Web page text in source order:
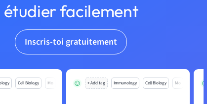
étudier facilement
Inscris-toi gratuitement
Cell Biology Mo + Add tag Immunology Cell Biology Mo